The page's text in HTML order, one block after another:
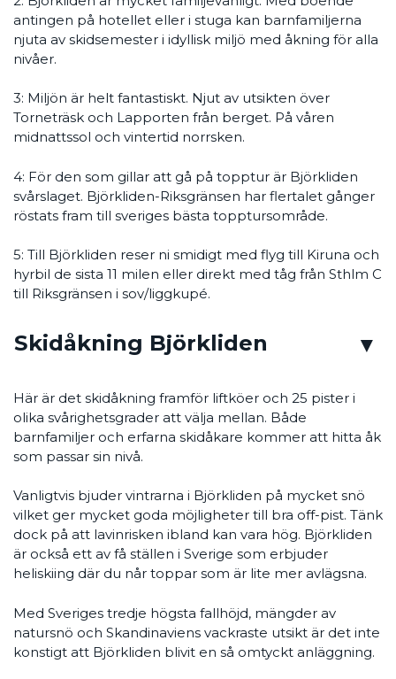
antingen på hotellet eller i stuga kan barnfamiljerna
njuta av skidsemester i idyllisk miljö med åkning för alla
nivåer.
3: Miljön är helt fantastiskt. Njut av utsikten över
Torneträsk och Lapporten från berget. På våren
midnattssol och vintertid norrsken.
4: För den som gillar att gå på topptur är Björkliden
svårslaget. Björkliden-Riksgränsen har flertalet gånger
röstats fram till sveriges bästa topptursområde.
5: Till Björkliden reser ni smidigt med flyg till Kiruna och
hyrbil de sista 11 milen eller direkt med tåg från Sthlm C
till Riksgränsen i sov/liggkupé.
Skidåkning Björkliden
Här är det skidåkning framför liftköer och 25 pister i
olika svårighetsgrader att välja mellan. Både
barnfamiljer och erfarna skidåkare kommer att hitta åk
som passar sin nivå.
Vanligtvis bjuder vintrarna i Björkliden på mycket snö
vilket ger mycket goda möjligheter till bra off-pist. Tänk
dock på att lavinrisken ibland kan vara hög. Björkliden
är också ett av få ställen i Sverige som erbjuder
heliskiing där du når toppar som är lite mer avlägsna.
Med Sveriges tredje högsta fallhöjd, mängder av
natursnö och Skandinaviens vackraste utsikt är det inte
konstigt att Björkliden blivit en så omtyckt anläggning.